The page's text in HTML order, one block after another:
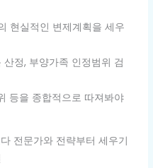
현실적인 변제계획을 세우
정, 부양가족 인정범위 검
등을 종합적으로 따져봐야
전문가와 전략부터 세우기